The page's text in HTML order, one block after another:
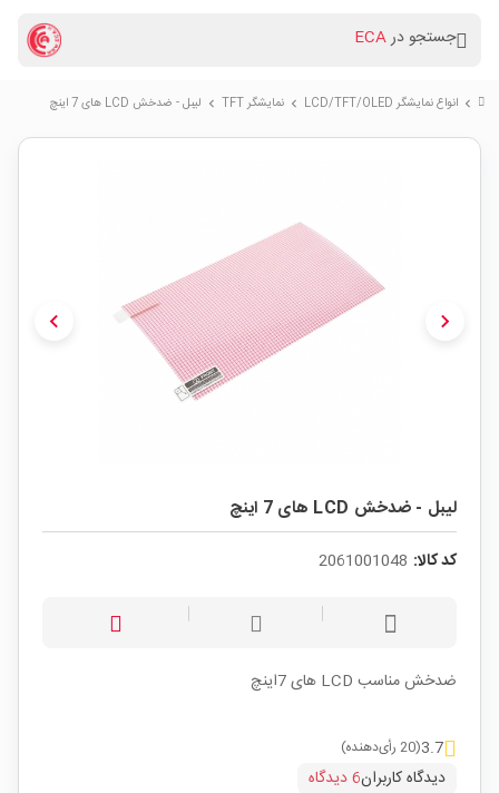
جستجو درECA
chevron_right انواع نمایشگر LCD/TFT/OLED chevron_right نمایشگر TFT chevron_right لیبل - ضدخش LCD های 7 اینچ
chevron_left chevron_right
لیبل - ضدخش LCD های 7 اینچ
کد کالا: 2061001048
ضدخش مناسب LCD های 7اینچ
3.7(20 رأی‌دهنده)
دیدگاه کاربران6 دیدگاه